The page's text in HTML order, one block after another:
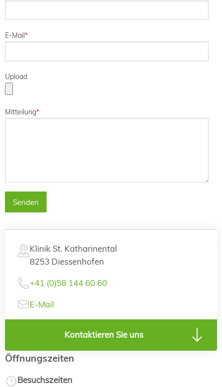
E-Mail*
Upload
Mitteilung*
Klinik St. Katharinental
8253 Diessenhofen
+41 (0)58 144 60 60
E-Mail
Kontaktieren Sie uns
Öffnungszeiten
Besuchszeiten